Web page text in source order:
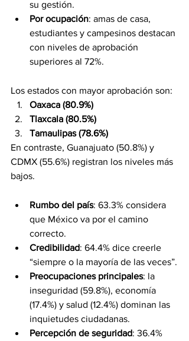
su gestión.
Por ocupación: amas de casa,
estudiantes y campesinos destacan
con niveles de aprobación
superiores al 72%.
Los estados con mayor aprobación son:
Oaxaca (80.9%)
Tlaxcala (80.5%)
Tamaulipas (78.6%)
En contraste, Guanajuato (50.8%) y
CDMX (55.6%) registran los niveles más
bajos.
Rumbo del país: 63.3% considera
que México va por el camino
correcto.
Credibilidad: 64.4% dice creerle
“siempre o la mayoría de las veces”.
Preocupaciones principales: la
inseguridad (59.8%), economía
(17.4%) y salud (12.4%) dominan las
inquietudes ciudadanas.
Percepción de seguridad: 36.4%